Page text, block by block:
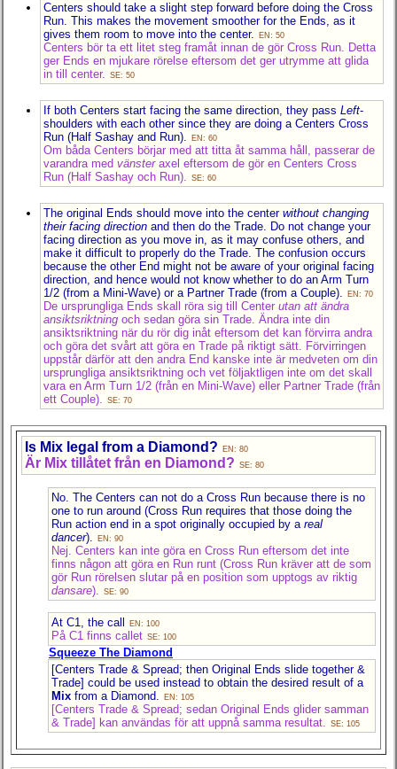
Centers should take a slight step forward before doing the Cross
Run. This makes the movement smoother for the Ends, as it
gives them room to move into the center.
EN: 50
Centers bör ta ett litet steg framåt innan de gör Cross Run. Detta
ger Ends en mjukare rörelse eftersom det ger utrymme att glida
in till center. SE: 50
If both Centers start facing the same direction, they pass Left-
shoulders with each other since they are doing a Centers Cross
Run (Half Sashay and Run).
EN: 60
Om båda Centers börjar med att titta åt samma håll, passerar de
varandra med vänsteraxel eftersom de gör en Centers Cross
Run (Half Sashay och Run). SE: 60
The original Ends should move into the center without changing
their facing direction and then do the Trade. Do not change your
facing direction as you move in, as it may confuse others, and
make it difficult to properly do the Trade. The confusion occurs
because the other End might not be aware of your original facing
direction, and hence would not know whether to do an Arm Turn
1/2 (from a Mini-Wave) or a Partner Trade (from a Couple).
EN: 70
De ursprungliga Ends skall röra sig till Center utan att ändra
ansiktsriktning och sedan göra sin Trade. Ändra inte din
ansiktsriktning när du rör dig inåt eftersom det kan förvirra andra
och göra det svårt att göra en Trade på riktigt sätt. Förvirringen
uppstår därför att den andra End kanske inte är medveten om din
ursprungliga ansiktsriktning och vet följaktligen inte om det skall
vara en Arm Turn 1/2 (från en Mini-Wave) eller Partner Trade (från
ett Couple). SE: 70
Is Mix legal from a Diamond? EN: 80
Är Mix tillåtet från en Diamond? SE: 80
No. The Centers can not do a Cross Run because there is no
one to run around (Cross Run requires that those doing the
Run action end in a spot originally occupied by a real
dancer). EN: 90
Nej. Centers kan inte göra en Cross Run eftersom det inte
finns någon att göra en Run runt (Cross Run kräver att de som
gör Run rörelsen slutar på en position som upptogs av riktig
dansare). SE: 90
At C1, the call EN: 100
På C1 finns callet SE: 100
Squeeze The Diamond
[Centers Trade & Spread; then Original Ends slide together &
Trade] could be used instead to obtain the desired result of a
Mix from a Diamond. EN: 105
[Centers Trade & Spread; sedan Original Ends glider samman
& Trade] kan användas för att uppnå samma resultat.
SE: 105